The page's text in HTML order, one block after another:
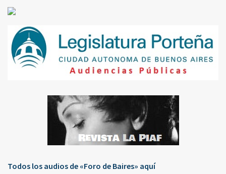
Todos los audios de «Foro de Baires» aquí